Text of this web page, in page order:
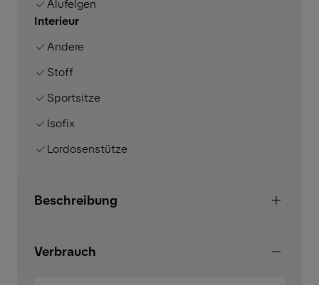
Alufelgen
Interieur
Andere
Stoff
Sportsitze
Isofix
Lordosenstütze
Beschreibung
Verbrauch